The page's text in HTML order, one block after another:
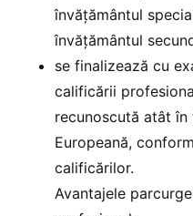
învăţământul
învăţământul
se finalizează cu
calificării
recunoscută atât în
Europeană,
calificărilor.
Avantajele